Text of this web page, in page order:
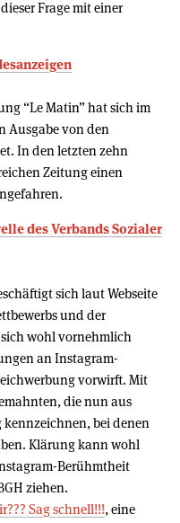
Frage mit einer
“Le Matin” hat sich im
Ausgabe von den
In den letzten zehn
Zeitung einen
des Verbands Sozialer
sich laut Webseite
und der
wohl vornehmlich
an Instagram-
vorwirft. Mit
die nun aus
kennzeichnen, bei denen
Klärung kann wohl
Berühmtheit
ziehen.
Sag schnell!!!, eine